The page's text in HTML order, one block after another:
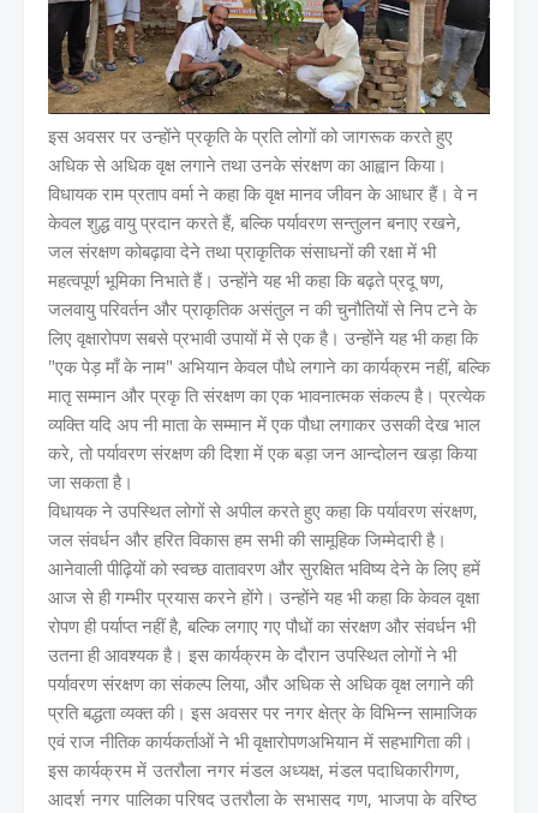
इस अवसर पर उन्होंने प्रकृति के प्रति लोगों को जागरूक करते हुए
अधिक से अधिक वृक्ष लगाने तथा उनके संरक्षण का आह्वान किया।
विधायक राम प्रताप वर्मा ने कहा कि वृक्ष मानव जीवन के आधार हैं। वे न
केवल शुद्ध वायु प्रदान करते हैं, बल्कि पर्यावरण सन्तुलन बनाए रखने,
जल संरक्षण कोबढ़ावा देने तथा प्राकृतिक संसाधनों की रक्षा में भी
महत्वपूर्ण भूमिका निभाते हैं। उन्होंने यह भी कहा कि बढ़ते प्रदू षण,
जलवायु परिवर्तन और प्राकृतिक असंतुल न की चुनौतियों से निप टने के
लिए वृक्षारोपण सबसे प्रभावी उपायों में से एक है। उन्होंने यह भी कहा कि
"एक पेड़ माँ के नाम" अभियान केवल पौधे लगाने का कार्यक्रम नहीं, बल्कि
मातृ सम्मान और प्रकृ ति संरक्षण का एक भावनात्मक संकल्प है। प्रत्येक
व्यक्ति यदि अप नी माता के सम्मान में एक पौधा लगाकर उसकी देख भाल
करे, तो पर्यावरण संरक्षण की दिशा में एक बड़ा जन आन्दोलन खड़ा किया
जा सकता है।
विधायक ने उपस्थित लोगों से अपील करते हुए कहा कि पर्यावरण संरक्षण,
जल संवर्धन और हरित विकास हम सभी की सामूहिक जिम्मेदारी है।
आनेवाली पीढ़ियों को स्वच्छ वातावरण और सुरक्षित भविष्य देने के लिए हमें
आज से ही गम्भीर प्रयास करने होंगे। उन्होंने यह भी कहा कि केवल वृक्षा
रोपण ही पर्याप्त नहीं है, बल्कि लगाए गए पौधों का संरक्षण और संवर्धन भी
उतना ही आवश्यक है। इस कार्यक्रम के दौरान उपस्थित लोगों ने भी
पर्यावरण संरक्षण का संकल्प लिया, और अधिक से अधिक वृक्ष लगाने की
प्रति बद्धता व्यक्त की। इस अवसर पर नगर क्षेत्र के विभिन्न सामाजिक
एवं राज नीतिक कार्यकर्ताओं ने भी वृक्षारोपणअभियान में सहभागिता की।
इस कार्यक्रम में उतरौला नगर मंडल अध्यक्ष, मंडल पदाधिकारीगण,
आदर्श नगर पालिका परिषद उतरौला के सभासद गण, भाजपा के वरिष्ठ